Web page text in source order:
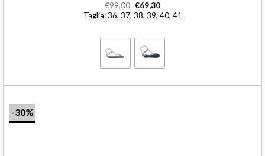
€99,00 €69,30
Taglia: 36, 37, 38, 39, 40, 41
-30%